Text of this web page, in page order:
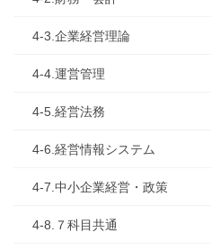
4-3.企業経営理論
4-4.運営管理
4-5.経営法務
4-6.経営情報システム
4-7.中小企業経営・政策
4-8.７科目共通